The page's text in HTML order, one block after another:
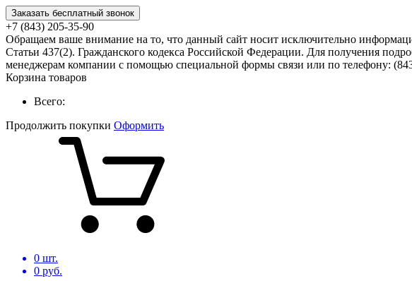
Заказать бесплатный звонок
+7 (843) 205-35-90
Обращаем ваше внимание на то, что данный сайт носит исключительно
Статьи 437(2). Гражданского кодекса Российской Федерации. Для получения
менеджерам компании с помощью специальной формы связи или по телефону:
Корзина товаров
Всего:
Продолжить покупки Оформить
0 шт.
0 руб.